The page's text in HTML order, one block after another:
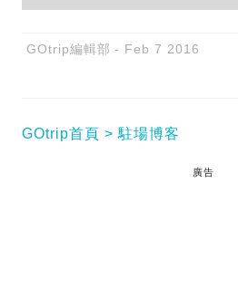
GOtrip編輯部 Feb 7 2016
GOtrip首頁 駐場博客
廣告